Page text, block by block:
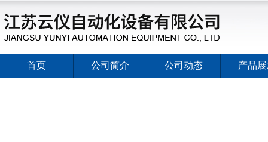
首页 公司简介 公司动态 产品